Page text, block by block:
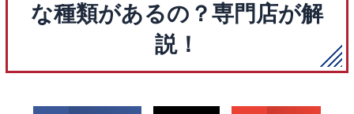
な種類があるの？専門店が解
説！